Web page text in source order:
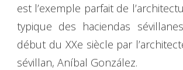
est l’exemple parfait de
typique des haciendas
début du XXe siècle par
sévillan, Aníbal González.